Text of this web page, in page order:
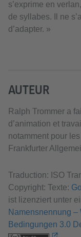
s’exprime en
de syllabes. Il ne
d’adapter. »
AUTEUR
Ralph Trommer a
d’animation et
notamment pour
Frankfurter
Traduction: ISO
Copyright: Texte:
ist lizenziert unter
Namensnennung –
Bedingungen 3.0